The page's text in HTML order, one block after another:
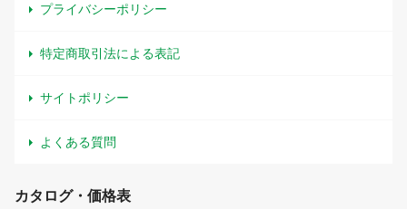
プライバシーポリシー
特定商取引法による表記
サイトポリシー
よくある質問
カタログ・価格表